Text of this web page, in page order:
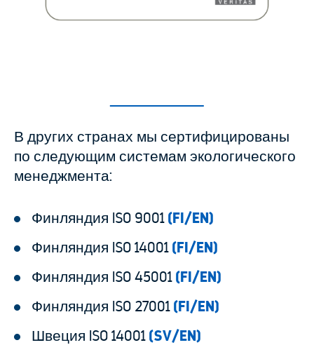
В других странах мы сертифицированы
по следующим системам экологического
менеджмента:
Финляндия ISO 9001 (FI/EN)
Финляндия ISO 14001 (FI/EN)
Финляндия ISO 45001 (FI/EN)
Финляндия ISO 27001 (FI/EN)
Швеция ISO 14001 (SV/EN)